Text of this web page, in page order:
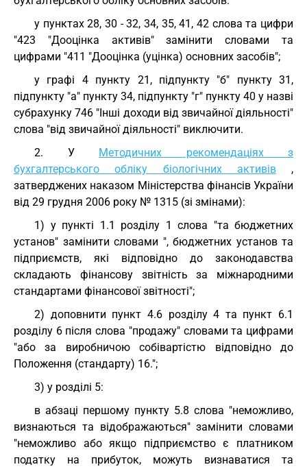
у пунктах 28, 30 - 32, 34, 35, 41, 42 слова та цифри
"423 "Дооцінка активів" замінити словами та
цифрами "411 "Дооцінка (уцінка) основних засобів";
у графі 4 пункту 21, підпункту "б" пункту 31,
підпункту "а" пункту 34, підпункту "г" пункту 40 у назві
субрахунку 746 "Інші доходи від звичайної діяльності"
слова "від звичайної діяльності" виключити.
2. У Методичних рекомендаціях з
бухгалтерського обліку біологічних активів,
затверджених наказом Міністерства фінансів України
від 29 грудня 2006 року № 1315 (зі змінами):
1) у пункті 1.1 розділу 1 слова "та бюджетних
установ" замінити словами ", бюджетних установ та
підприємств, які відповідно до законодавства
складають фінансову звітність за міжнародними
стандартами фінансової звітності";
2) доповнити пункт 4.6 розділу 4 та пункт 6.1
розділу 6 після слова "продажу" словами та цифрами
"або за виробничою собівартістю відповідно до
Положення (стандарту) 16.";
3) у розділі 5:
в абзаці першому пункту 5.8 слова "неможливо,
визнаються та відображаються" замінити словами
"неможливо або якщо підприємство є платником
податку на прибуток, можуть визнаватися та